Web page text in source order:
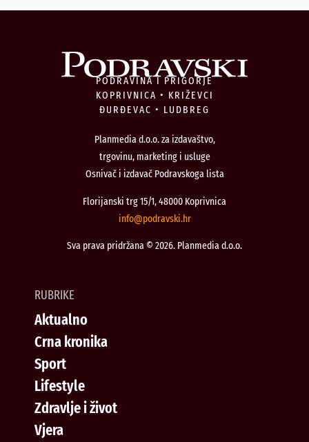
PODRAVINA I PRIGORJE
KOPRIVNICA • KRIŽEVCI
ĐURĐEVAC • LUDBREG
Planmedia d.o.o. za izdavaštvo,
trgovinu, marketing i usluge
Osnivač i izdavač Podravskoga lista
Florijanski trg 15/1, 48000 Koprivnica
rh.iksvardop
@ofni
Sva prava pridržana © 2026. Planmedia d.o.o.
RUBRIKE
Aktualno
Crna kronika
Sport
Lifestyle
Zdravlje i život
Vjera